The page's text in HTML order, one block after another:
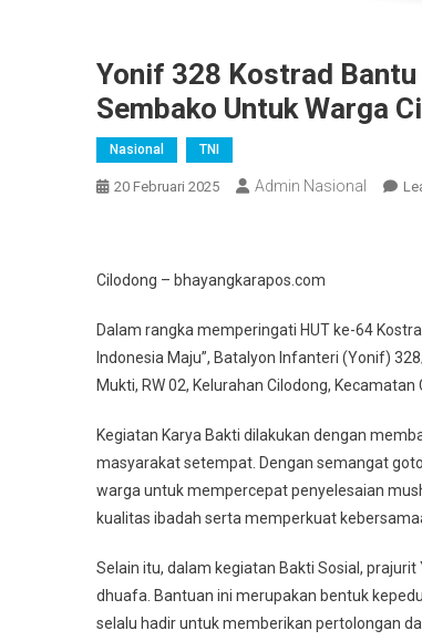
Yonif 328 Kostrad
Sembako Untuk Warga
Nasional TNI
20 Februari 2025 Admin Nasional
Cilodong – bhayangkarapos.com
Dalam rangka memperingati HUT ke-64
Indonesia Maju”, Batalyon Infanteri (Yonif)
Mukti, RW 02, Kelurahan Cilodong,
Kegiatan Karya Bakti dilakukan dengan
masyarakat setempat. Dengan semangat
warga untuk mempercepat penyelesaian
kualitas ibadah serta memperkuat
Selain itu, dalam kegiatan Bakti Sosial,
dhuafa. Bantuan ini merupakan bentuk
selalu hadir untuk memberikan pertolongan